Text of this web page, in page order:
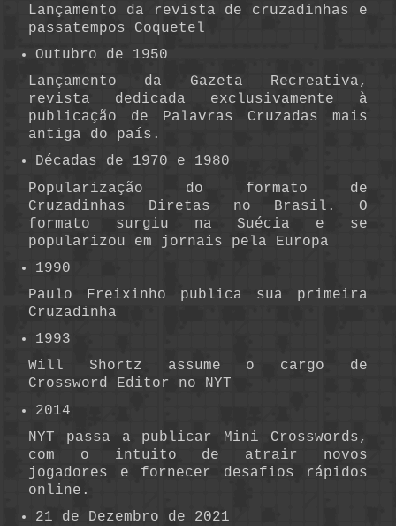
Lançamento da revista de cruzadinhas e
passatempos Coquetel
Outubro de 1950
Lançamento da Gazeta Recreativa,
revista dedicada exclusivamente à
publicação de Palavras Cruzadas mais
antiga do país.
Décadas de 1970 e 1980
Popularização do formato de
Cruzadinhas Diretas no Brasil. O
formato surgiu na Suécia e se
popularizou em jornais pela Europa
1990
Paulo Freixinho publica sua primeira
Cruzadinha
1993
Will Shortz assume o cargo de
Crossword Editor no NYT
2014
NYT passa a publicar Mini Crosswords,
com o intuito de atrair novos
jogadores e fornecer desafios rápidos
online.
21 de Dezembro de 2021